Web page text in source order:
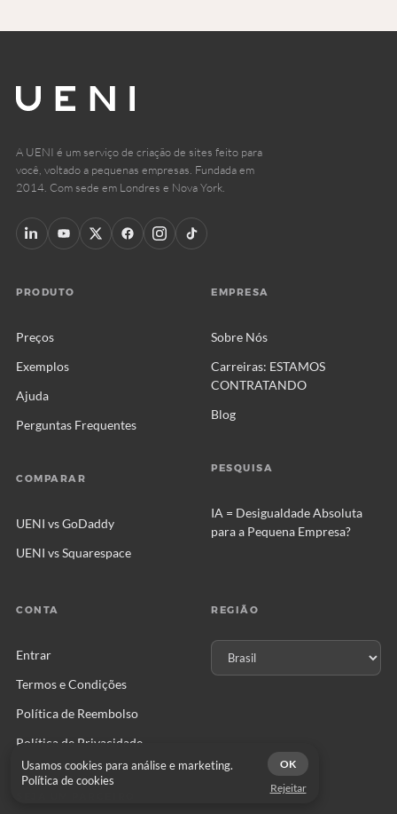
A UENI é um serviço de criação de sites feito para
você, voltado a pequenas empresas. Fundada em
2014. Com sede em Londres e Nova York.
PRODUTO
Preços
Exemplos
Ajuda
Perguntas Frequentes
COMPARAR
UENI vs GoDaddy
UENI vs Squarespace
EMPRESA
Sobre Nós
Carreiras: ESTAMOS
CONTRATANDO
Blog
PESQUISA
IA = Desigualdade Absoluta
para a Pequena Empresa?
CONTA
Entrar
Termos e Condições
Política de Reembolso
Política de Privacidade
REGIÃO
Usamos cookies para análise e marketing.
Política de cookies
Rejeitar
OK